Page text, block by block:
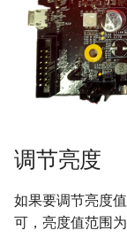
调节亮度
如果要调节亮度
可，亮度值范围